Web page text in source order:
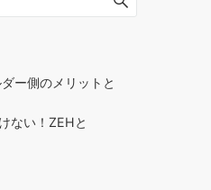
ー側のメリットと
ない！ZEHと